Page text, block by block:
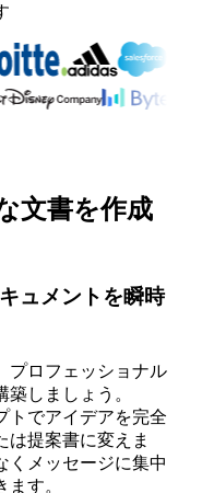
文書を作成
ュメントを瞬時
プロフェッショナル
しましょう。
トでアイデアを完全
は提案書に変えま
くメッセージに集中
す。